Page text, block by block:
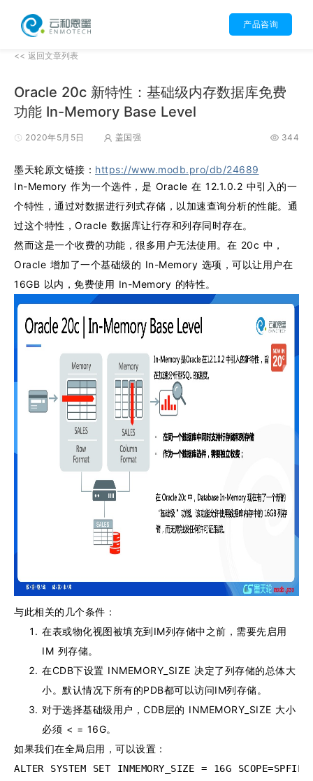
产品咨询
<< 返回文章列表
Oracle 20c 新特性：基础级内存数据库免费
功能 In-Memory Base Level
2020年5月5日 盖国强 344
墨天轮原文链接： https://www.modb.pro/db/24689
In-Memory 作为一个选件，是 Oracle 在 12.1.0.2 中引入的一
个特性，通过对数据进行列式存储，以加速查询分析的性能。通
过这个特性，Oracle 数据库让行存和列存同时存在。
然而这是一个收费的功能，很多用户无法使用。在 20c 中，
Oracle 增加了一个基础级的 In-Memory 选项，可以让用户在
16GB 以内，免费使用 In-Memory 的特性。
与此相关的几个条件：
在表或物化视图被填充到IM列存储中之前，需要先启用
IM 列存储。
在CDB下设置 INMEMORY_SIZE 决定了列存储的总体大
小。默认情况下所有的PDB都可以访问IM列存储。
对于选择基础级用户，CDB层的 INMEMORY_SIZE 大小
必须 < = 16G。
如果我们在全局启用，可以设置：
ALTER SYSTEM SET INMEMORY_SIZE = 16G